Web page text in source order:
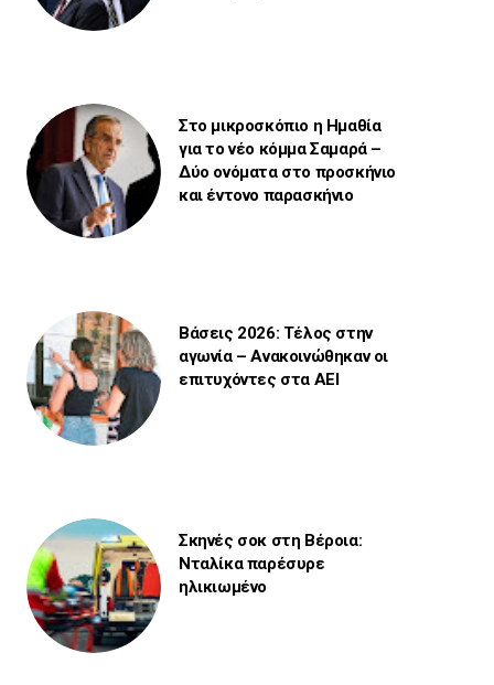
Στο μικροσκόπιο η Ημαθία
για το νέο κόμμα Σαμαρά –
Δύο ονόματα στο προσκήνιο
και έντονο παρασκήνιο
Βάσεις 2026: Τέλος στην
αγωνία – Ανακοινώθηκαν οι
επιτυχόντες στα ΑΕΙ
Σκηνές σοκ στη Βέροια:
Νταλίκα παρέσυρε
ηλικιωμένο